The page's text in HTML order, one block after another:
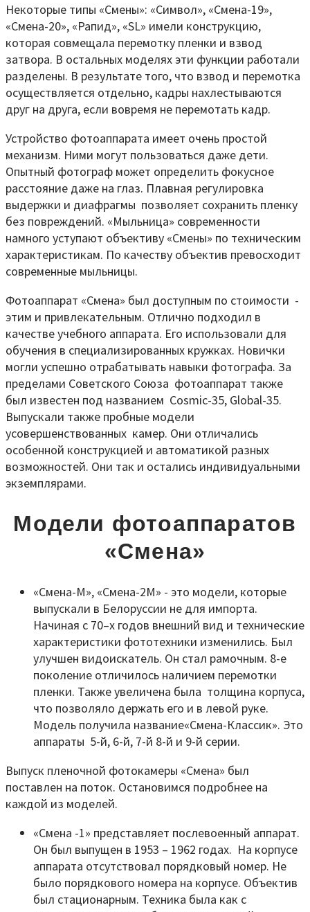
Некоторые типы «Смены»: «Символ», «Смена-19»,
«Смена-20», «Рапид», «SL» имели конструкцию,
которая совмещала перемотку пленки и взвод
затвора. В остальных моделях эти функции работали
разделены. В результате того, что взвод и перемотка
осуществляется отдельно, кадры нахлестываются
друг на друга, если вовремя не перемотать кадр.
Устройство фотоаппарата имеет очень простой
механизм. Ними могут пользоваться даже дети.
Опытный фотограф может определить фокусное
расстояние даже на глаз. Плавная регулировка
выдержки и диафрагмы позволяет сохранить пленку
без повреждений. «Мыльница» современности
намного уступают объективу «Смены» по техническим
характеристикам. По качеству объектив превосходит
современные мыльницы.
Фотоаппарат «Смена» был доступным по стоимости -
этим и привлекательным. Отлично подходил в
качестве учебного аппарата. Его использовали для
обучения в специализированных кружках. Новички
могли успешно отрабатывать навыки фотографа. За
пределами Советского Союза фотоаппарат также
был известен под названием Cosmic-35, Global-35.
Выпускали также пробные модели
усовершенствованных камер. Они отличались
особенной конструкцией и автоматикой разных
возможностей. Они так и остались индивидуальными
экземплярами.
Модели фотоаппаратов
«Смена»
«Смена-М», «Смена-2М» - это модели, которые
выпускали в Белоруссии не для импорта.
Начиная с 70–х годов внешний вид и технические
характеристики фототехники изменились. Был
улучшен видоискатель. Он стал рамочным. 8-е
поколение отличилось наличием перемотки
пленки. Также увеличена была толщина корпуса,
что позволяло держать его и в левой руке.
Модель получила название«Смена-Классик». Это
аппараты 5-й, 6-й, 7-й 8-й и 9-й серии.
Выпуск пленочной фотокамеры «Смена» был
поставлен на поток. Остановимся подробнее на
каждой из моделей.
«Смена -1» представляет послевоенный аппарат.
Он был выпущен в 1953 – 1962 годах. На корпусе
аппарата отсутствовал порядковый номер. Не
было порядкового номера на корпусе. Объектив
был стационарным. Техника была как с